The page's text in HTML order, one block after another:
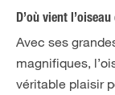
D’où vient
Avec ses
magnifiques,
véritable plaisir